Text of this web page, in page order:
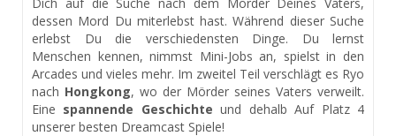
dessen Mord Du miterlebst hast. Während dieser Suche
erlebst Du die verschiedensten Dinge. Du lernst
Menschen kennen, nimmst Mini-Jobs an, spielst in den
Arcades und vieles mehr. Im zweitel Teil verschlägt es Ryo
nach Hongkong, wo der Mörder seines Vaters verweilt.
Eine spannende Geschichte und dehalb Auf Platz 4
unserer besten Dreamcast Spiele!